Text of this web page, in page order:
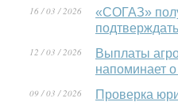
16 / 03 / 2026
«СОГАЗ»
12 / 03 / 2026
Выплаты
напоминает о
09 / 03 / 2026
Проверка